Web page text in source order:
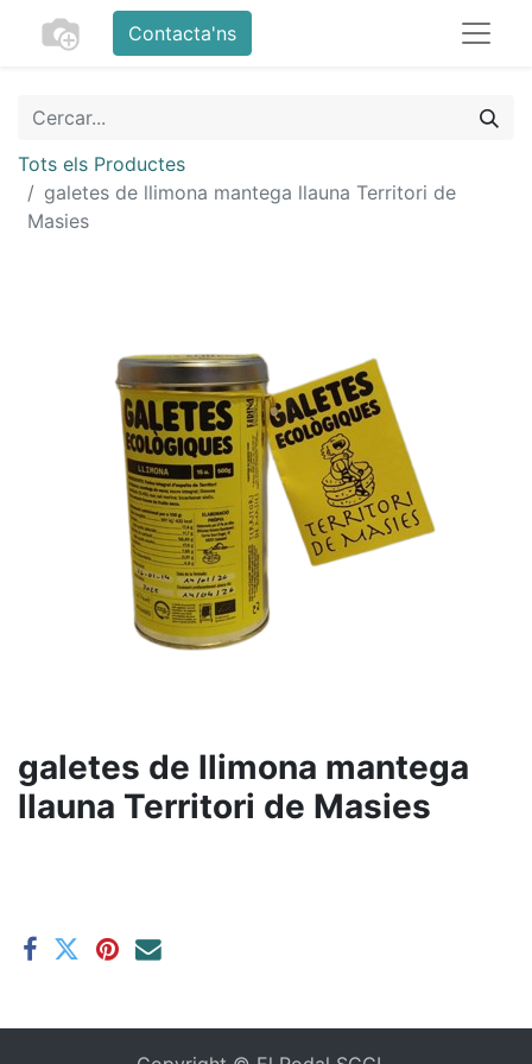
Contacta'ns
Tots els Productes
galetes de llimona mantega llauna Territori de
Masies
galetes de llimona mantega
llauna Territori de Masies